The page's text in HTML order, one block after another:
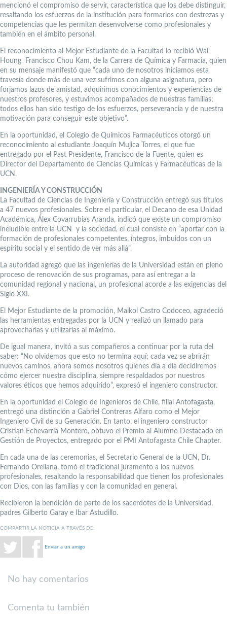
mencionó el compromiso de servir, característica que los debe distinguir,
resaltando los esfuerzos de la institución para formarlos con destrezas y
competencias que les permitan desenvolverse como profesionales y
también en el ámbito personal.
El reconocimiento al Mejor Estudiante de la Facultad lo recibió Wai-
Houng Francisco Chou Kam, de la Carrera de Química y Farmacia, quien
en su mensaje manifestó que “cada uno de nosotros iniciamos esta
travesía donde más de una vez sufrimos con alguna asignatura, pero
forjamos lazos de amistad, adquirimos conocimientos y experiencias de
nuestros profesores, y estuvimos acompañados de nuestras familias;
todos ellos han sido testigo de los esfuerzos, perseverancia y de nuestra
motivación para conseguir este objetivo”.
En la oportunidad, el Colegio de Químicos Farmacéuticos otorgó un
reconocimiento al estudiante Joaquín Mujica Torres, el que fue
entregado por el Past Presidente, Francisco de la Fuente, quien es
Director del Departamento de Ciencias Químicas y Farmacéuticas de la
UCN.
INGENIERÍA Y CONSTRUCCIÓN
La Facultad de Ciencias de Ingeniería y Construcción entregó sus títulos
a 47 nuevos profesionales. Sobre el particular, el Decano de esa Unidad
Académica, Álex Covarrubias Aranda, indicó que existe un compromiso
ineludible entre la UCN y la sociedad, el cual consiste en “aportar con la
formación de profesionales competentes, íntegros, imbuidos con un
espíritu social y el sentido de ver más allá”.
La autoridad agregó que las ingenierías de la Universidad están en pleno
proceso de renovación de sus programas, para así entregar a la
comunidad regional y nacional, un profesional acorde a las exigencias del
Siglo XXI.
El Mejor Estudiante de la promoción, Maikol Castro Codoceo, agradeció
las herramientas entregadas por la UCN y realizó un llamado para
aprovecharlas y utilizarlas al máximo.
De igual manera, invitó a sus compañeros a continuar por la ruta del
saber: “No olvidemos que esto no termina aquí; cada vez se abrirán
nuevos caminos, ahora somos nosotros quienes día a día decidiremos
cómo ejercer nuestra disciplina, siempre respaldados por nuestros
valores éticos que hemos adquirido”, expresó el ingeniero constructor.
En la oportunidad el Colegio de Ingenieros de Chile, filial Antofagasta,
entregó una distinción a Gabriel Contreras Alfaro como el Mejor
Ingeniero Civil de su Generación. En tanto, el ingeniero constructor
Cristian Echevarría Montero, obtuvo el Premio al Alumno Destacado en
Gestión de Proyectos, entregado por el PMI Antofagasta Chile Chapter.
En cada una de las ceremonias, el Secretario General de la UCN, Dr.
Fernando Orellana, tomó el tradicional juramento a los nuevos
profesionales, resaltando la responsabilidad que tienen los profesionales
con Dios, con las familias y con la comunidad en general.
Recibieron la bendición de parte de los sacerdotes de la Universidad,
padres Gilberto Garay e Ibar Astudillo.
COMPARTIR LA NOTICIA A TRAVÉS DE:
Enviar a un amigo
No hay comentarios
Comenta tu también